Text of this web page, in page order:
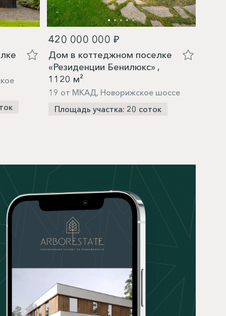
420 000 000 ₽
Дом в коттеджном поселке
«Резиденции Бенилюкс» ,
1120 м²
19 от МКАД, Новорижское шоссе
Площадь участка: 20 соток